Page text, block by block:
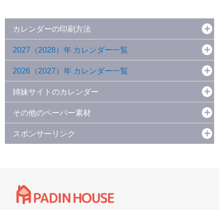
カレンダーの印刷方法
2027（2028）年 カレンダー一覧
2026（2027）年 カレンダー一覧
姉妹サイトのカレンダー
その他のペーパー素材
スポンサーリンク